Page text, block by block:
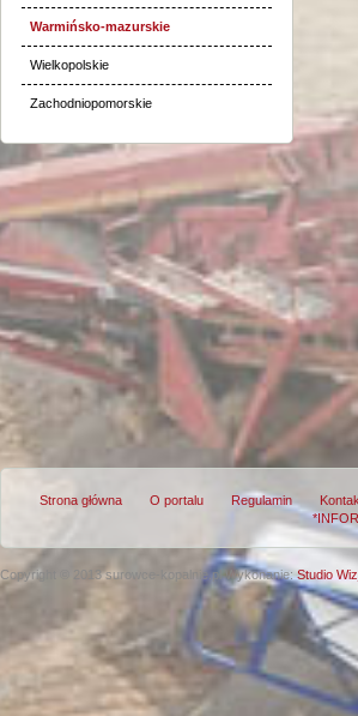
Warmińsko-mazurskie
Wielkopolskie
Zachodniopomorskie
Strona główna O portalu Regulamin
Copyright © 2013 surowce-kopalnie.plWykonanie:Studio